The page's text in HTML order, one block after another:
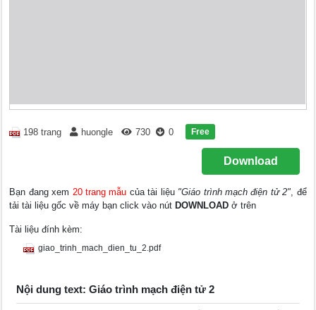
198 trang huongle 730 0 Free
Download
Bạn đang xem 20 trang mẫu của tài liệu "Giáo trình mạch điện tử 2", để
tải tài liệu gốc về máy bạn click vào nút DOWNLOAD ở trên
Tài liệu đính kèm:
giao_trinh_mach_dien_tu_2.pdf
Nội dung text: Giáo trình mạch điện tử 2